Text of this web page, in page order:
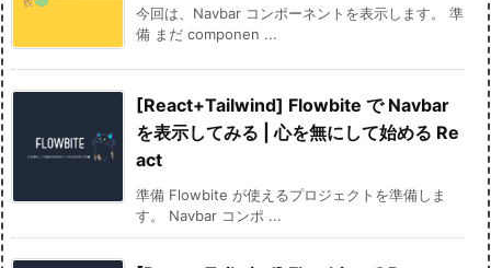
今回は、Navbar コンポーネントを表示します。 準
備 まだ componen ...
[React+Tailwind] Flowbite で Navbar
を表示してみる | 心を無にして始める Re
act
準備 Flowbite が使えるプロジェクトを準備しま
す。 Navbar コンポ ...